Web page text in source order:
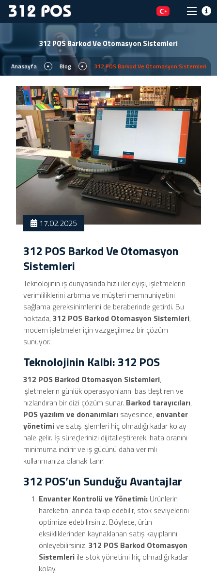
312 POS Barkod Ve Otomasyon Sistemleri
Anasayfa Blog 312 POS Barkod Ve Otomasyon Sistemleri
17.02.2025
312 POS Barkod Ve Otomasyon
Sistemleri
Teknolojinin iş dünyasında hızlı ilerleyişi, işletmelerin
verimliliklerini artırma ve müşteri memnuniyetini
sağlama gereksinimlerini de beraberinde getirdi. Bu
noktada,312 POS Barkod Otomasyon Sistemleri,
modern işletmeler için vazgeçilmez bir çözüm
sunuyor.
Teknolojinin Kalbi: 312 POS
312 POS Barkod Otomasyon Sistemleri,
işletmelerin günlük operasyonlarını basitleştiren ve
hızlandıran bir dizi çözüm sunar. Barkod tarayıcıları,
POS yazılım ve donanımları sayesinde, envanter
yönetimive satış işlemleri hiç olmadığı kadar kolay
hale gelir. İş süreçlerinizi dijitalleştirerek, hata oranını
minimuma indirir ve iş gücünü daha verimli
kullanmanıza olanak tanır.
312 POS’un Sunduğu Avantajlar
Envanter Kontrolü ve Yönetimi: Ürünlerin
hareketini anında takip edebilir, stok seviyelerini
optimize edebilirsiniz. Böylece, ürün
eksikliklerinden kaynaklanan satış kayıplarını
önleyebilirsiniz. 312 POS Barkod Otomasyon
Sistemleri ile stok yönetimi hiç olmadığı kadar
kolay.